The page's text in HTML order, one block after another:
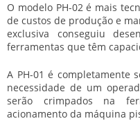
O modelo PH-02 é mais
de custos de produção e
exclusiva conseguiu
ferramentas que têm
A PH-01 é completamente
necessidade de um
serão crimpados na
acionamento da máquina